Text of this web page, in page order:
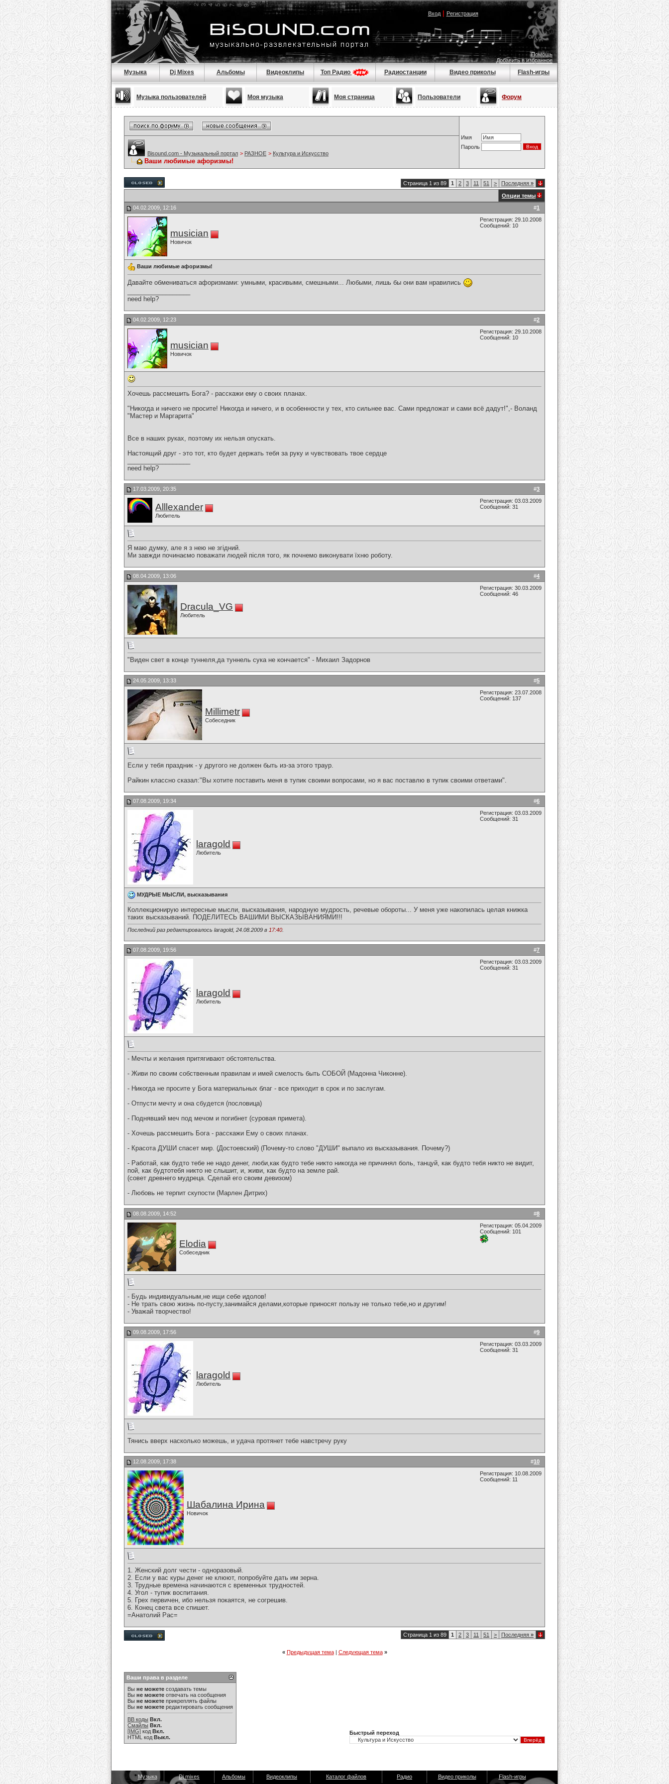
Вход| Регистрация
Помощь
Добавить в избранное
Музыка Dj Mixes Альбомы Видеоклипы Топ Радио Радиостанции Видео приколы Flash-игры
Музыка пользователей Моя музыка Моя страница Пользователи Форум
Имя
Пароль
Bisound.com - Музыкальный портал > РАЗНОЕ > Культура и Искусство
Ваши любимые афоризмы!
Страница 1 из 89 1 2 3 11 51 > Последняя »
Опции темы
#1
04.02.2009, 12:16
musician
Новичок
Регистрация: 29.10.2008
Сообщений: 10
Ваши любимые афоризмы!
Давайте обмениваться афоризмами: умными, красивыми, смешными... Любыми, лишь бы они вам нравились
need help?
#2
04.02.2009, 12:23
musician
Новичок
Регистрация: 29.10.2008
Сообщений: 10
Хочешь рассмешить Бога? - расскажи ему о своих планах.
"Никогда и ничего не просите! Никогда и ничего, и в особенности у тех, кто сильнее вас. Сами предложат и сами всё дадут!",- Воланд
"Мастер и Маргарита"
Все в наших руках, поэтому их нельзя опускать.
Настоящий друг - это тот, кто будет держать тебя за руку и чувствовать твое сердце
need help?
#3
17.03.2009, 20:35
Alllexander
Любитель
Регистрация: 03.03.2009
Сообщений: 31
Я маю думку, але я з нею не згідний.
Ми завжди починаємо поважати людей після того, як почнемо виконувати їхню роботу.
#4
08.04.2009, 13:06
Dracula_VG
Любитель
Регистрация: 30.03.2009
Сообщений: 46
"Виден свет в конце туннеля,да туннель сука не кончается" - Михаил Задорнов
#5
24.05.2009, 13:33
Millimetr
Собеседник
Регистрация: 23.07.2008
Сообщений: 137
Если у тебя праздник - у другого не должен быть из-за этого траур.
Райкин классно сказал:"Вы хотите поставить меня в тупик своими вопросами, но я вас поставлю в тупик своими ответами".
#6
07.08.2009, 19:34
laragold
Любитель
Регистрация: 03.03.2009
Сообщений: 31
МУДРЫЕ МЫСЛИ, высказывания
Коллекционирую интересные мысли, высказывания, народную мудрость, речевые обороты... У меня уже накопилась целая книжка
таких высказываний. ПОДЕЛИТЕСЬ ВАШИМИ ВЫСКАЗЫВАНИЯМИ!!!
Последний раз редактировалось laragold, 24.08.2009 в 17:40
#7
07.08.2009, 19:56
laragold
Любитель
Регистрация: 03.03.2009
Сообщений: 31
- Мечты и желания притягивают обстоятельства.
- Живи по своим собственным правилам и имей смелость быть СОБОЙ (Мадонна Чиконне).
- Никогда не просите у Бога материальных благ - все приходит в срок и по заслугам.
- Отпусти мечту и она сбудется (пословица)
- Поднявший меч под мечом и погибнет (суровая примета).
- Хочешь рассмешить Бога - расскажи Ему о своих планах.
- Красота ДУШИ спасет мир. (Достоевский) (Почему-то слово "ДУШИ" выпало из высказывания. Почему?)
- Работай, как будто тебе не надо денег, люби,как будто тебе никто никогда не причинял боль, танцуй, как будто тебя никто не видит,
пой, как будтотебя никто не слышит, и, живи, как будто на земле рай.
(совет древнего мудреца. Сделай его своим девизом)
- Любовь не терпит скупости (Марлен Дитрих)
#8
08.08.2009, 14:52
Elodia
Собеседник
Регистрация: 05.04.2009
Сообщений: 101
- Будь индивидуальным,не ищи себе идолов!
- Не трать свою жизнь по-пусту,занимайся делами,которые приносят пользу не только тебе,но и другим!
- Уважай творчество!
#9
09.08.2009, 17:56
laragold
Любитель
Регистрация: 03.03.2009
Сообщений: 31
Тянись вверх насколько можешь, и удача протянет тебе навстречу руку
#10
12.08.2009, 17:38
Шабалина Ирина
Новичок
Регистрация: 10.08.2009
Сообщений: 11
1. Женский долг чести - одноразовый.
2. Если у вас куры денег не клюют, попробуйте дать им зерна.
3. Трудные времена начинаются с временных трудностей.
4. Угол - тупик воспитания.
5. Грех первичен, ибо нельзя покаятся, не согрешив.
6. Конец света все спишет.
=Анатолий Рас=
Страница 1 из 89 1 2 3 11 51 > Последняя »
« Предыдущая тема| Следующая тема »
Ваши права в разделе
Вы не можете создавать темы
Вы не можете отвечать на сообщения
Вы не можете прикреплять файлы
Вы не можете редактировать сообщения
BB коды Вкл.
Смайлы Вкл.
[IMG] код Вкл.
HTML код Выкл.
Быстрый переход
Музыка Dj mixes Альбомы Видеоклипы Каталог файлов Радио Видео приколы Flash-игры